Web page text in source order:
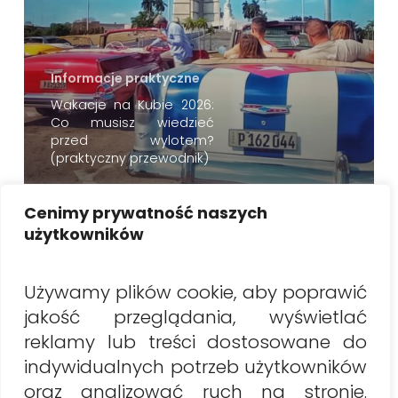
Cenimy prywatność naszych
użytkowników
Używamy plików cookie, aby poprawić
jakość przeglądania, wyświetlać
reklamy lub treści dostosowane do
indywidualnych potrzeb użytkowników
oraz analizować ruch na stronie.
Informacje praktyczne
Wakacje na Kubie 2026:
Co musisz wiedzieć
przed wylotem?
(praktyczny przewodnik)
Szukaj
Najnowsze artykuły
Wakacje na Kubie 2026: Co musisz wiedzieć przed
wylotem? (praktyczny przewodnik)